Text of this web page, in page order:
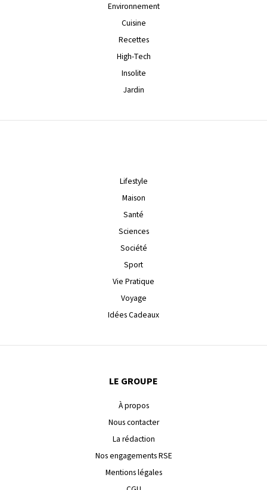
Environnement
Cuisine
Recettes
High-Tech
Insolite
Jardin
Lifestyle
Maison
Santé
Sciences
Société
Sport
Vie Pratique
Voyage
Idées Cadeaux
LE GROUPE
À propos
Nous contacter
La rédaction
Nos engagements RSE
Mentions légales